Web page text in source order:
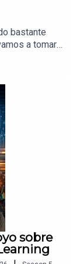
bastante
a tomar
las
de este
ni
de los
nuevas
y con
café y
sobre